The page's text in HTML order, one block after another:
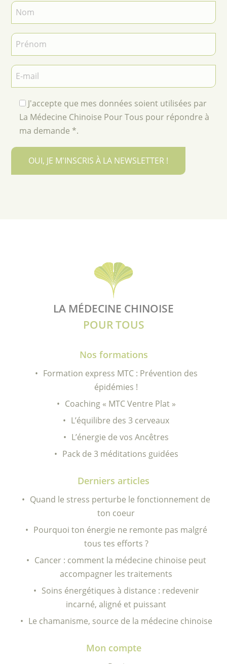
J'accepte que mes données soient utilisées par
La Médecine Chinoise Pour Tous pour répondre à
ma demande *.
OUI, JE M'INSCRIS À LA NEWSLETTER !
LA MÉDECINE CHINOISE
POUR TOUS
Nos formations
Formation express MTC : Prévention des
épidémies !
Coaching « MTC Ventre Plat »
L’équilibre des 3 cerveaux
L’énergie de vos Ancêtres
Pack de 3 méditations guidées
Derniers articles
Quand le stress perturbe le fonctionnement de
ton coeur
Pourquoi ton énergie ne remonte pas malgré
tous tes efforts ?
Cancer : comment la médecine chinoise peut
accompagner les traitements
Soins énergétiques à distance : redevenir
incarné, aligné et puissant
Le chamanisme, source de la médecine chinoise
Mon compte